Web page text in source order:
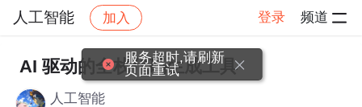
人工智能 加入 登录 频道
社区 人工智能 交流讨论 帖子详情
AI 驱动的全栈代码生成工具
人工智能
服务超时,请刷新
页面重试